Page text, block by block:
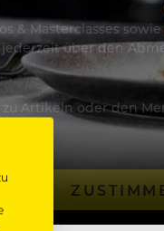
& Masterclasses
über den
Artikeln oder den